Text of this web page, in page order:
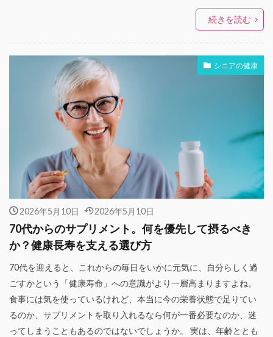
続きを読む
シニアの健康
2026年5月10日 2026年5月10日
70代からのサプリメント。何を優先して摂るべき
か？健康長寿を支える選び方
70代を迎えると、これからの毎日をいかに元気に、自分らしく過
ごすかという「健康寿命」への意識がより一層高まりますよね。
食事には気を使っているけれど、本当に今の栄養状態で足りてい
るのか、サプリメントを取り入れるなら何が一番必要なのか、迷
ってしまうこともあるのではないでしょうか。 実は、年齢ととも